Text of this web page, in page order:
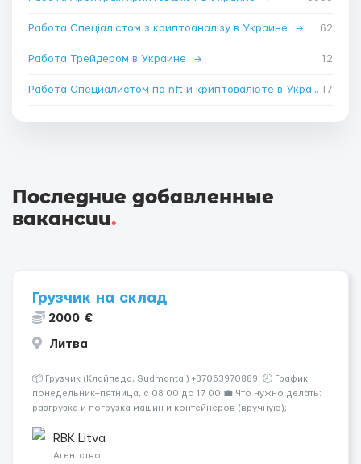
Работа Спеціалістом з криптоаналізу в Украине → 62
Работа Трейдером в Украине → 12
Работа Специалистом по nft и криптовалюте в Украине 17
Последние добавленные
вакансии.
Грузчик на склад
2000 €
Литва
📦 Грузчик (Клайпеда, Sudmantai) +37063970889; 🕗 График:
понедельник–пятница, с 08:00 до 17:00 💼 Что нужно делать:
разгрузка и погрузка машин и контейнеров (вручную);
выполнение других поручений заведующего складом. ✅
Требования: ...
RBK Litva
Агентство